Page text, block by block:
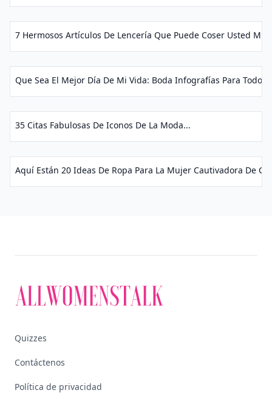
7 Hermosos Artículos De Lencería Que Puede Coser Usted
Que Sea El Mejor Día De Mi Vida: Boda Infografías Para Todo
35 Citas Fabulosas De Iconos De La Moda...
Aquí Están 20 Ideas De Ropa Para La Mujer Cautivadora De
Quizzes
Contáctenos
Política de privacidad